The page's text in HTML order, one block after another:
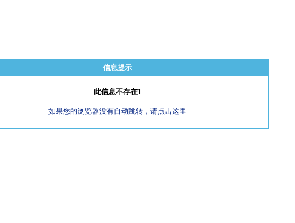
信息提示
此信息不存在1
如果您的浏览器没有自动跳转，请点击这里